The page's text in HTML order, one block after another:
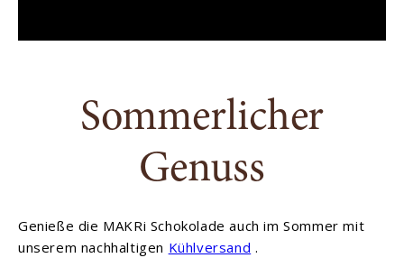
Sommerlicher
Genuss
Genieße die MAKRi Schokolade auch im Sommer mit
unserem nachhaltigen Kühlversand .